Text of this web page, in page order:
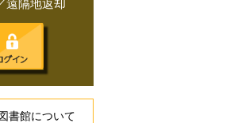
遠隔地返却
書館について